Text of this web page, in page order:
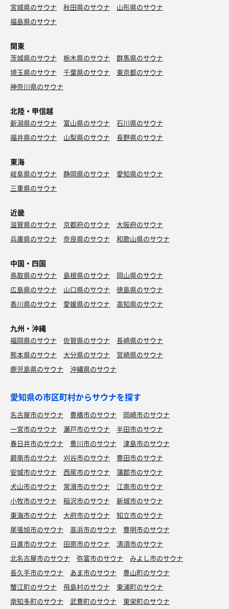
宮城県のサウナ 秋田県のサウナ
山形県のサウナ
福島県のサウナ
関東
茨城県のサウナ 栃木県のサウナ
群馬県のサウナ
埼玉県のサウナ
千葉県のサウナ
東京都のサウナ
神奈川県のサウナ
北陸・甲信越
新潟県のサウナ 富山県のサウナ
石川県のサウナ
福井県のサウナ
山梨県のサウナ 長野県のサウナ
東海
岐阜県のサウナ 静岡県のサウナ
愛知県のサウナ
三重県のサウナ
近畿
滋賀県のサウナ 京都府のサウナ
大阪府のサウナ
兵庫県のサウナ
奈良県のサウナ 和歌山県のサウナ
中国・四国
鳥取県のサウナ 島根県のサウナ
岡山県のサウナ
広島県のサウナ
山口県のサウナ
徳島県のサウナ
香川県のサウナ
愛媛県のサウナ 高知県のサウナ
九州・沖縄
福岡県のサウナ 佐賀県のサウナ
長崎県のサウナ
熊本県のサウナ
大分県のサウナ
宮崎県のサウナ
鹿児島県のサウナ
沖縄県のサウナ
愛知県の市区町村からサウナを探す
名古屋市のサウナ 豊橋市のサウナ
岡崎市のサウナ
一宮市のサウナ
瀬戸市のサウナ
半田市のサウナ
春日井市のサウナ
豊川市のサウナ
津島市のサウナ
碧南市のサウナ
刈谷市のサウナ
豊田市のサウナ
安城市のサウナ
西尾市のサウナ
蒲郡市のサウナ
犬山市のサウナ
常滑市のサウナ
江南市のサウナ
小牧市のサウナ
稲沢市のサウナ
新城市のサウナ
東海市のサウナ
大府市のサウナ
知立市のサウナ
尾張旭市のサウナ
高浜市のサウナ
豊明市のサウナ
日進市のサウナ
田原市のサウナ
清須市のサウナ
北名古屋市のサウナ
弥富市のサウナ
みよし市のサウナ
長久手市のサウナ
あま市のサウナ
豊山町のサウナ
蟹江町のサウナ
飛島村のサウナ
東浦町のサウナ
南知多町のサウナ
武豊町のサウナ
東栄町のサウナ